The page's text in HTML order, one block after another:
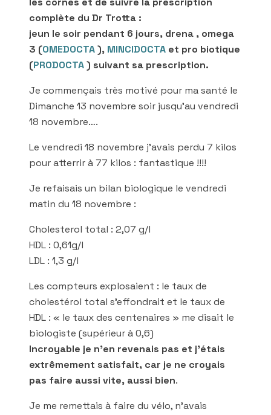
complète du Dr Trotta :
jeun le soir pendant 6 jours, drena , omega
3 (OMEDOCTA), MINCIDOCTA et pro biotique
(PRODOCTA) suivant sa prescription.
Je commençais très motivé pour ma santé le
Dimanche 13 novembre soir jusqu’au vendredi
18 novembre….
Le vendredi 18 novembre j’avais perdu 7 kilos
pour atterrir à 77 kilos : fantastique !!!!
Je refaisais un bilan biologique le vendredi
matin du 18 novembre :
Cholesterol total : 2,07 g/l
HDL : 0,61g/l
LDL : 1,3 g/l
Les compteurs explosaient : le taux de
cholestérol total s’effondrait et le taux de
HDL : « le taux des centenaires » me disait le
biologiste (supérieur à 0,6)
Incroyable je n’en revenais pas et j’étais
extrêmement satisfait, car je ne croyais
pas faire aussi vite, aussi bien.
Je me remettais à faire du vélo, n’avais